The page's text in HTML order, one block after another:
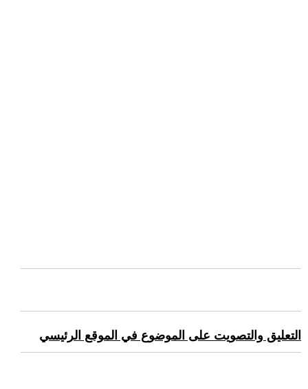
التعليق والتصويت على الموضوع في الموقع الرئيسي